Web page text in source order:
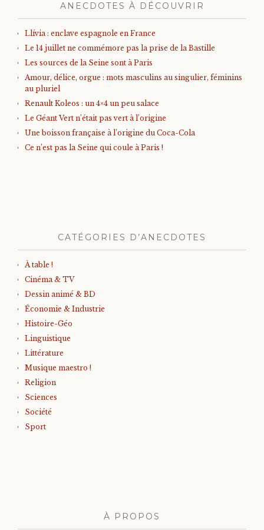
ANECDOTES À DÉCOUVRIR
Llívia : enclave espagnole en France
Le 14 juillet ne commémore pas la prise de la Bastille
Les sources de la Seine sont à Paris
Amour, délice, orgue : mots masculins au singulier, féminins
au pluriel
Renault Koleos : un 4×4 un peu salace
Le Géant Vert n’était pas vert à l’origine
Une boisson française à l’origine du Coca-Cola
Ce n’est pas la Seine qui coule à Paris !
CATÉGORIES D’ANECDOTES
À table !
Cinéma & TV
Dessin animé & BD
Économie & Industrie
Histoire-Géo
Linguistique
Littérature
Musique maestro !
Religion
Sciences
Société
Sport
À PROPOS